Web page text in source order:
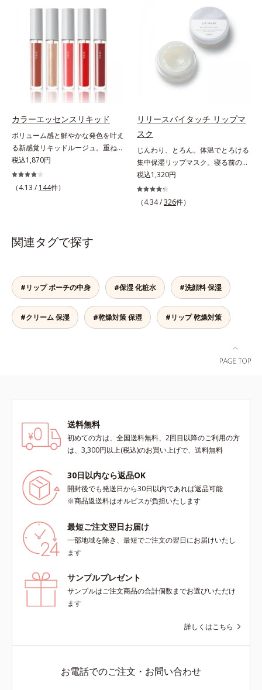
発色を叶える成分*4 ラウリルPEG‐
10トリス（トリメチルシロキシ）シ
リルエチルジメチコン＝水分によっ
て密着性を向上させ色持ちを叶える
種類の保湿成分（加水分解コラーゲ
ン、ゲットウ葉エキス）を配合して
いるから、カサつき・くすみ(*)など
ち。通常色は、どんな肌色にも似合
うカラーで、唇を美しく魅せながら
ケアします。マスクに色移りしにく
いので、気兼ねなく使えます。口紅
の下地としてもおすすめです。
リームはべたつくから苦手」という
リップクリームに苦手意識を感じる
方でも使用しやすい設計に。ツヤを
抑えた質感で、自然で好印象な口元
へと導きます。3種の植物性保湿成
分を組み合わせた「MULTI-３※」
を配合。さらに、ミツロウ、ヒアル
ス、ビワ葉エキス、カミツレ花エキ
カラーエッセンスリキッド
ボリューム感と鮮やかな発色を叶え
る新感覚リキッドルージュ。重ねる
ほど、鮮やかにボリューミーに。1
本で美しい仕上がりを叶えるリキッ
ドルージュです。唇の凹凸を均一に
「カラーウェアリング処方」で、う
す。マスクオフの瞬間も、ハッと目
を惹く唇に。* シリカ、水添ポリイ
ソブテン、ヒアルロン酸Na、パル
ミチン酸エチルヘキシル、ジメチル
シリル化シリカ、BG、ペンチレン
税込1,870円
（4.13 / 144件）
リリースバイタッチ リップマ
スク
じんわり、とろん。体温でとろける
集中保湿リップマスク。寝る前のひ
と塗りでやわらかな唇へ。集中保湿
リップマスクです。バームのような
固めのテクスチャーが体温でじんわ
ら、メイク映えするしっとりやわら
か唇を実現します。【ご使用方法】
清潔な指先またはお手持ちのリップ
ブラシに適量をとって、唇にやさし
税込1,320円
（4.34 /326件）
関連タグで探す
#リップ ポーチの中身 #保湿 化粧水 #洗顔料 保湿
#クリーム 保湿 #乾燥対策 保湿 #リップ 乾燥対策
送料無料
初めての方は、全国送料無料、2回目以降のご利用の方
は、3,300円以上(税込)のお買い上げで、送料無料
30日以内なら返品OK
開封後でも発送日から30日以内であれば返品可能
※商品返送料はオルビスが負担いたします
最短ご注文翌日お届け
一部地域を除き、最短でご注文の翌日にお届けいたし
ます
サンプルプレゼント
サンプルはご注文商品の合計個数までお選びいただけ
ます
詳しくはこちら
お電話でのご注文・お問い合わせ